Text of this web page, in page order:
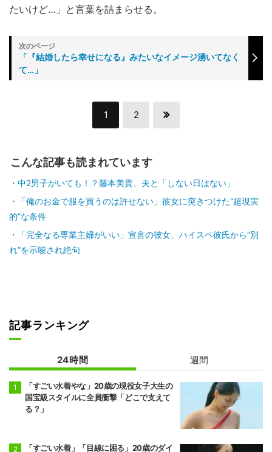
たいけど…」と言葉を詰まらせる。
「『結婚したら幸せになる』みたいなイメージ湧いてなく
て…」
1 2
こんな記事も読まれています
中2男子がいても！？藤本美貴、夫と「しない日はない」
「俺のお金で服を買うのは許せない」彼女に突きつけた“超現実
的”な条件
「完全なる専業主婦がいい」宣言の彼女、ハイスペ彼氏から“別
れ”を示唆され絶句
記事ランキング
24時間 週間
「すごい水着やな」20歳の現役女子大生の
国宝級スタイルに全員衝撃「どこで支えて
る？」
「すごい水着」「目線に困る」20歳のダイ